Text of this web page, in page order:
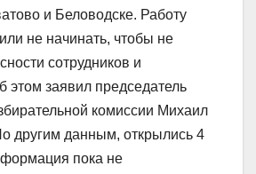
и Беловодске. Работу
не начинать, чтобы не
сотрудников и
этом заявил председатель
комиссии Михаил
другим данным, открылись 4
пока не